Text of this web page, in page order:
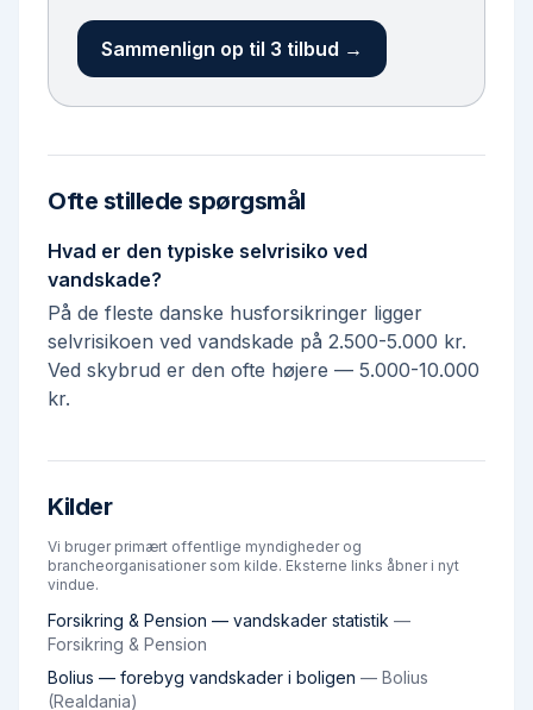
Sammenlign op til 3 tilbud →
Ofte stillede spørgsmål
Hvad er den typiske selvrisiko ved
vandskade?
På de fleste danske husforsikringer ligger
selvrisikoen ved vandskade på 2.500-5.000 kr.
Ved skybrud er den ofte højere — 5.000-10.000
kr.
Kilder
Vi bruger primært offentlige myndigheder og
brancheorganisationer som kilde. Eksterne links åbner i nyt
vindue.
Forsikring & Pension — vandskader statistik —
Forsikring & Pension
Bolius — forebyg vandskader i boligen — Bolius
(Realdania)